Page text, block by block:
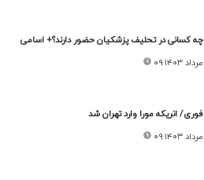
چه کسانی در تحلیف پزشکیان حضور دارند؟+ اسامی
۰۹ مرداد ۱۴۰۳
فوری/ انریکه مورا وارد تهران شد
۰۹ مرداد ۱۴۰۳